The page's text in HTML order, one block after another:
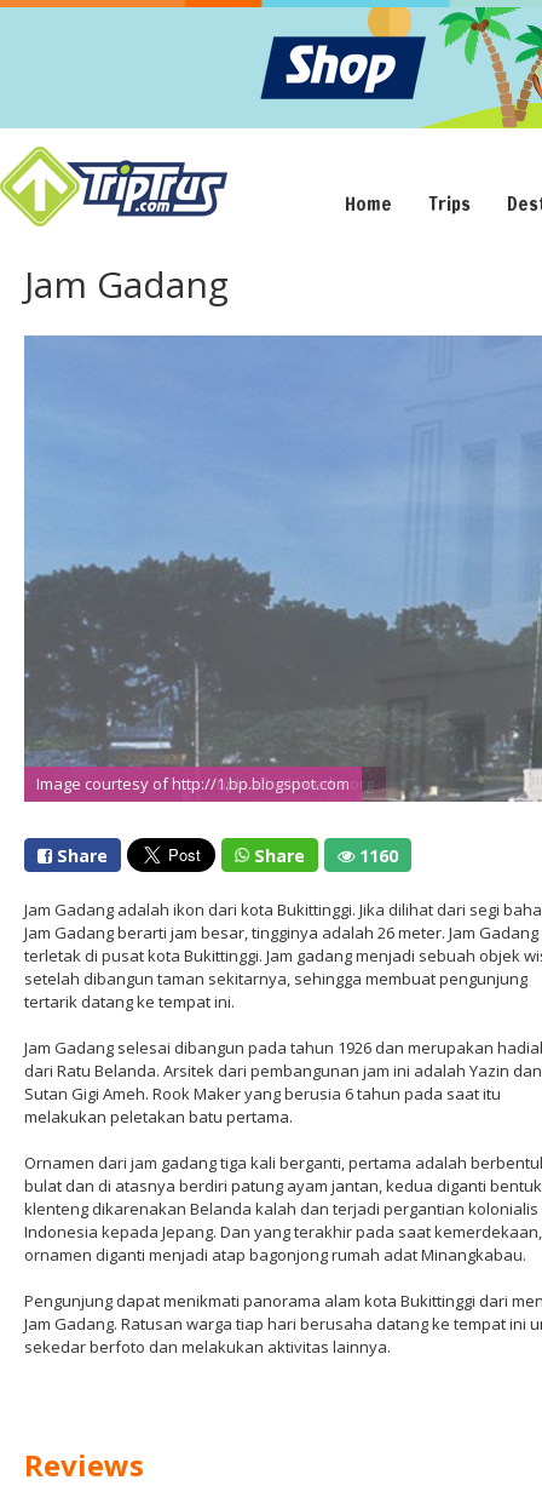
Home Trips
Jam Gadang
Image courtesy of http://upload.wikimedia.org
Image courtesy of http://1.bp.blogspot.com
Share Share 1160
Jam Gadang adalah ikon dari kota Bukittinggi. Jika dilihat dari segi
Jam Gadang berarti jam besar, tingginya adalah 26 meter. Jam Gadang
terletak di pusat kota Bukittinggi. Jam gadang menjadi sebuah objek
setelah dibangun taman sekitarnya, sehingga membuat pengunjung
tertarik datang ke tempat ini.
Jam Gadang selesai dibangun pada tahun 1926 dan merupakan
dari Ratu Belanda. Arsitek dari pembangunan jam ini adalah Yazin dan
Sutan Gigi Ameh. Rook Maker yang berusia 6 tahun pada saat itu
melakukan peletakan batu pertama.
Ornamen dari jam gadang tiga kali berganti, pertama adalah
bulat dan di atasnya berdiri patung ayam jantan, kedua diganti bentuk
klenteng dikarenakan Belanda kalah dan terjadi pergantian kolonialis
Indonesia kepada Jepang. Dan yang terakhir pada saat kemerdekaan,
ornamen diganti menjadi atap bagonjong rumah adat Minangkabau.
Pengunjung dapat menikmati panorama alam kota Bukittinggi dari
Jam Gadang. Ratusan warga tiap hari berusaha datang ke tempat ini
sekedar berfoto dan melakukan aktivitas lainnya.
Reviews